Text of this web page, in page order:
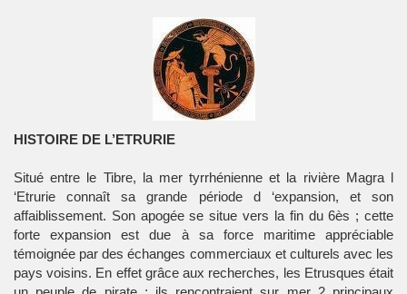
HISTOIRE DE L’ETRURIE
Situé entre le Tibre, la mer tyrrhénienne et la rivière Magra l
‘Etrurie connaît sa grande période d ‘expansion, et son
affaiblissement. Son apogée se situe vers la fin du 6ès ; cette
forte expansion est due à sa force maritime appréciable
témoignée par des échanges commerciaux et culturels avec les
pays voisins. En effet grâce aux recherches, les Etrusques était